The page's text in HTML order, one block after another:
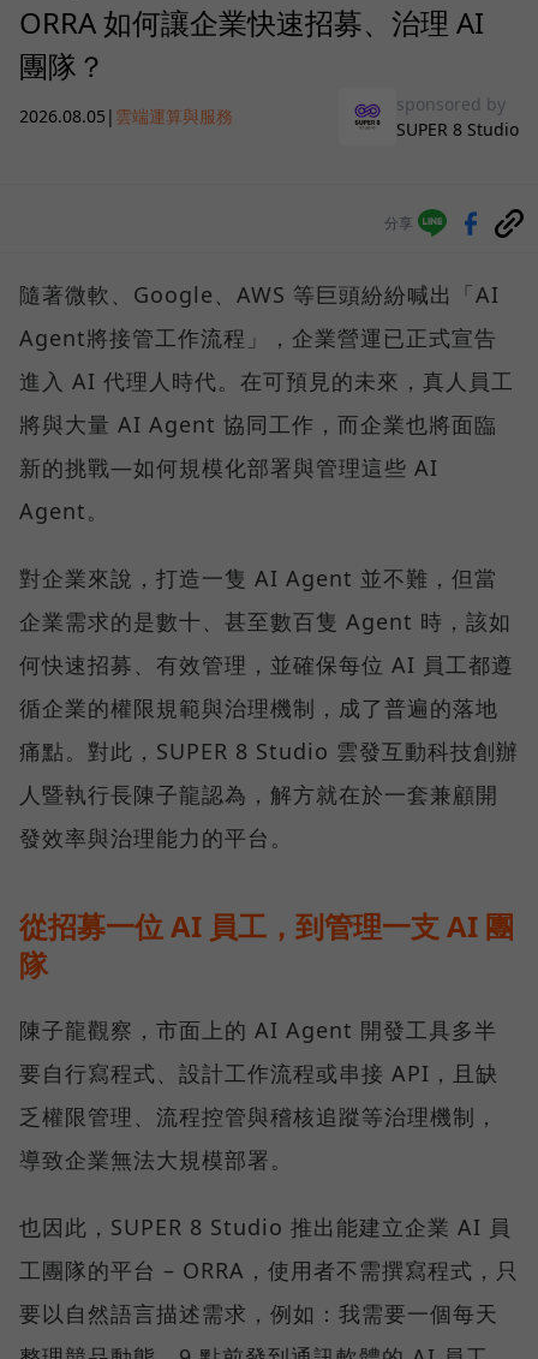
ORRA 如何讓企業快速招募、治理 AI
團隊？
2026.08.05 | 雲端運算與服務
sponsored by
SUPER 8 Studio
分享
隨著微軟、Google、AWS 等巨頭紛紛喊出「AI
Agent將接管工作流程」，企業營運已正式宣告
進入 AI 代理人時代。在可預見的未來，真人員工
將與大量 AI Agent 協同工作，而企業也將面臨
新的挑戰—如何規模化部署與管理這些 AI
Agent。
對企業來說，打造一隻 AI Agent 並不難，但當
企業需求的是數十、甚至數百隻 Agent 時，該如
何快速招募、有效管理，並確保每位 AI 員工都遵
循企業的權限規範與治理機制，成了普遍的落地
痛點。對此，SUPER 8 Studio 雲發互動科技創辦
人暨執行長陳子龍認為，解方就在於一套兼顧開
發效率與治理能力的平台。
從招募一位 AI 員工，到管理一支 AI 團
隊
陳子龍觀察，市面上的 AI Agent 開發工具多半
要自行寫程式、設計工作流程或串接 API，且缺
乏權限管理、流程控管與稽核追蹤等治理機制，
導致企業無法大規模部署。
也因此，SUPER 8 Studio 推出能建立企業 AI 員
工團隊的平台 – ORRA，使用者不需撰寫程式，只
要以自然語言描述需求，例如：我需要一個每天